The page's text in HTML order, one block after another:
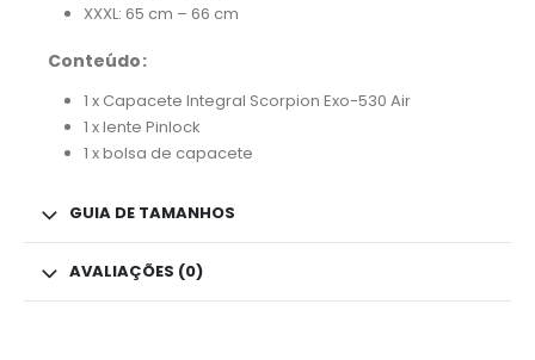
XXXL: 65 cm – 66 cm
Conteúdo:
1 x Capacete Integral Scorpion Exo-530 Air
1 x lente Pinlock
1 x bolsa de capacete
GUIA DE TAMANHOS
AVALIAÇÕES (0)